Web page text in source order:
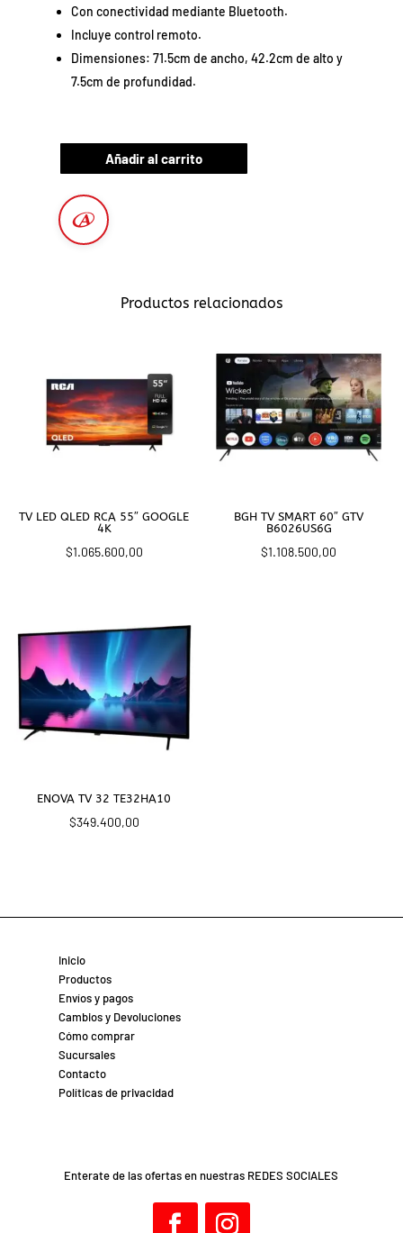
Con conectividad mediante Bluetooth.
Incluye control remoto.
Dimensiones: 71.5cm de ancho, 42.2cm de alto y
7.5cm de profundidad.
Añadir al carrito
Productos relacionados
TV LED QLED RCA 55″ GOOGLE
4K
$1.065.600,00
BGH TV SMART 60″ GTV
B6026US6G
$1.108.500,00
ENOVA TV 32 TE32HA10
$349.400,00
Inicio
Productos
Envíos y pagos
Cambios y Devoluciones
Cómo comprar
Sucursales
Contacto
Políticas de privacidad
Enterate de las ofertas en nuestras REDES SOCIALES